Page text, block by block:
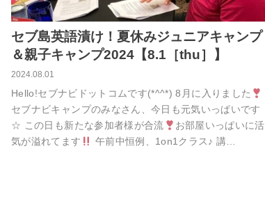
セブ島英語漬け！夏休みジュニアキャンプ
＆親子キャンプ2024【8.1［thu］】
2024.08.01
Hello!セブナビドットコムです(*^^*) 8月に入りました
セブナビキャンプのみなさん、今日も元気いっぱいです
☆ この日も新たな参加者様が合流
お部屋いっぱいに活
気が溢れてます
午前中恒例、1on1クラス♪ 講…